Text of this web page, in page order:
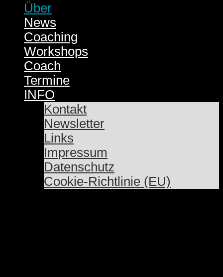
Über
News
Coaching
Workshops
Coach
Termine
INFO
Kontakt
Newsletter
Links
Impressum
Datenschutz
Cookie-Richtlinie (EU)